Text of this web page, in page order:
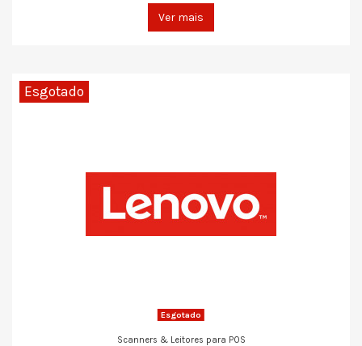
Ver mais
Esgotado
Esgotado
Scanners & Leitores para POS